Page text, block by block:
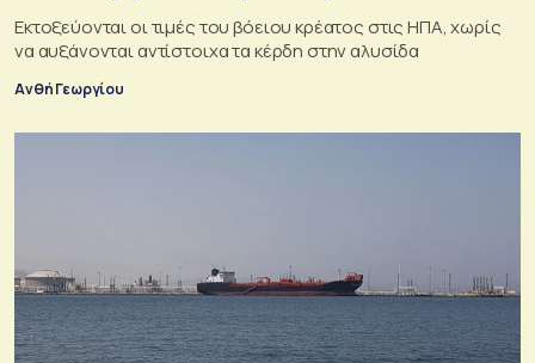
Εκτοξεύονται οι τιμές του βόειου κρέατος στις ΗΠΑ, χωρίς
να αυξάνονται αντίστοιχα τα κέρδη στην αλυσίδα
Ανθή Γεωργίου